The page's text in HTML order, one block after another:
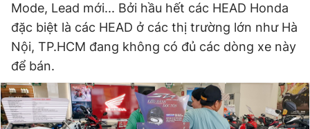
Đọc Thanh Niên trên điện thoại
Theo dõi báo trên
Mode, Lead mới... Bởi hầu hết các HEAD Honda
đặc biệt là các HEAD ở các thị trường lớn như Hà
Nội, TP.HCM đang không có đủ các dòng xe này
để bán.